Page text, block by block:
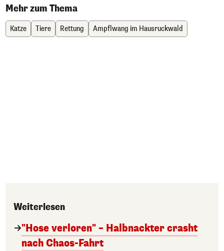
Mehr zum Thema
Katze Tiere Rettung Ampflwang im Hausruckwald
Weiterlesen
"Hose verloren" – Halbnackter crasht
nach Chaos-Fahrt